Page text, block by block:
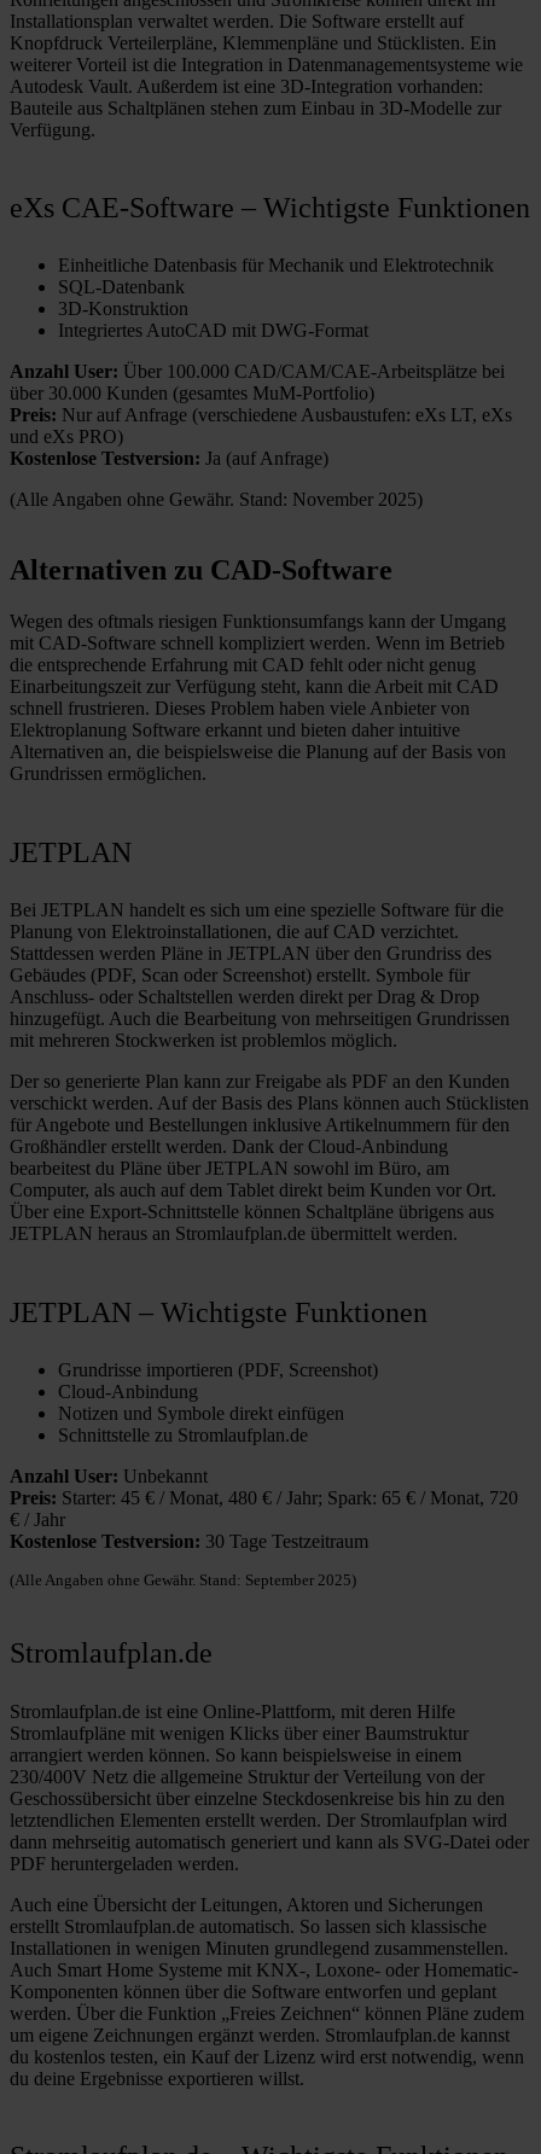
Installationsplan verwaltet werden. Die Software erstellt auf
Knopfdruck Verteilerpläne, Klemmenpläne und Stücklisten. Ein
weiterer Vorteil ist die Integration in Datenmanagementsysteme wie
Autodesk Vault. Außerdem ist eine 3D-Integration vorhanden:
Bauteile aus Schaltplänen stehen zum Einbau in 3D-Modelle zur
Verfügung.
eXs CAE-Software – Wichtigste Funktionen
Einheitliche Datenbasis für Mechanik und Elektrotechnik
SQL-Datenbank
3D-Konstruktion
Integriertes AutoCAD mit DWG-Format
Anzahl User: Über 100.000 CAD/CAM/CAE-Arbeitsplätze bei
über 30.000 Kunden (gesamtes MuM-Portfolio)
Preis: Nur auf Anfrage (verschiedene Ausbaustufen: eXs LT, eXs
und eXs PRO)
Kostenlose Testversion: Ja (auf Anfrage)
(Alle Angaben ohne Gewähr. Stand: November 2025)
Alternativen zu CAD-Software
Wegen des oftmals riesigen Funktionsumfangs kann der Umgang
mit CAD-Software schnell kompliziert werden. Wenn im Betrieb
die entsprechende Erfahrung mit CAD fehlt oder nicht genug
Einarbeitungszeit zur Verfügung steht, kann die Arbeit mit CAD
schnell frustrieren. Dieses Problem haben viele Anbieter von
Elektroplanung Software erkannt und bieten daher intuitive
Alternativen an, die beispielsweise die Planung auf der Basis von
Grundrissen ermöglichen.
JETPLAN
Bei JETPLAN handelt es sich um eine spezielle Software für die
Planung von Elektroinstallationen, die auf CAD verzichtet.
Stattdessen werden Pläne in JETPLAN über den Grundriss des
Gebäudes (PDF, Scan oder Screenshot) erstellt. Symbole für
Anschluss- oder Schaltstellen werden direkt per Drag & Drop
hinzugefügt. Auch die Bearbeitung von mehrseitigen Grundrissen
mit mehreren Stockwerken ist problemlos möglich.
Der so generierte Plan kann zur Freigabe als PDF an den Kunden
verschickt werden. Auf der Basis des Plans können auch Stücklisten
für Angebote und Bestellungen inklusive Artikelnummern für den
Großhändler erstellt werden. Dank der Cloud-Anbindung
bearbeitest du Pläne über JETPLAN sowohl im Büro, am
Computer, als auch auf dem Tablet direkt beim Kunden vor Ort.
Über eine Export-Schnittstelle können Schaltpläne übrigens aus
JETPLAN heraus an Stromlaufplan.de übermittelt werden.
JETPLAN – Wichtigste Funktionen
Grundrisse importieren (PDF, Screenshot)
Cloud-Anbindung
Notizen und Symbole direkt einfügen
Schnittstelle zu Stromlaufplan.de
Anzahl User: Unbekannt
Preis: Starter: 45 € / Monat, 480 € / Jahr; Spark: 65 € / Monat, 720
€ / Jahr
Kostenlose Testversion: 30 Tage Testzeitraum
(Alle Angaben ohne Gewähr. Stand: September 2025)
Stromlaufplan.de
Stromlaufplan.de ist eine Online-Plattform, mit deren Hilfe
Stromlaufpläne mit wenigen Klicks über einer Baumstruktur
arrangiert werden können. So kann beispielsweise in einem
230/400V Netz die allgemeine Struktur der Verteilung von der
Geschossübersicht über einzelne Steckdosenkreise bis hin zu den
letztendlichen Elementen erstellt werden. Der Stromlaufplan wird
dann mehrseitig automatisch generiert und kann als SVG-Datei oder
PDF heruntergeladen werden.
Auch eine Übersicht der Leitungen, Aktoren und Sicherungen
erstellt Stromlaufplan.de automatisch. So lassen sich klassische
Installationen in wenigen Minuten grundlegend zusammenstellen.
Auch Smart Home Systeme mit KNX-, Loxone- oder Homematic-
Komponenten können über die Software entworfen und geplant
werden. Über die Funktion „Freies Zeichnen“ können Pläne zudem
um eigene Zeichnungen ergänzt werden. Stromlaufplan.de kannst
du kostenlos testen, ein Kauf der Lizenz wird erst notwendig, wenn
du deine Ergebnisse exportieren willst.